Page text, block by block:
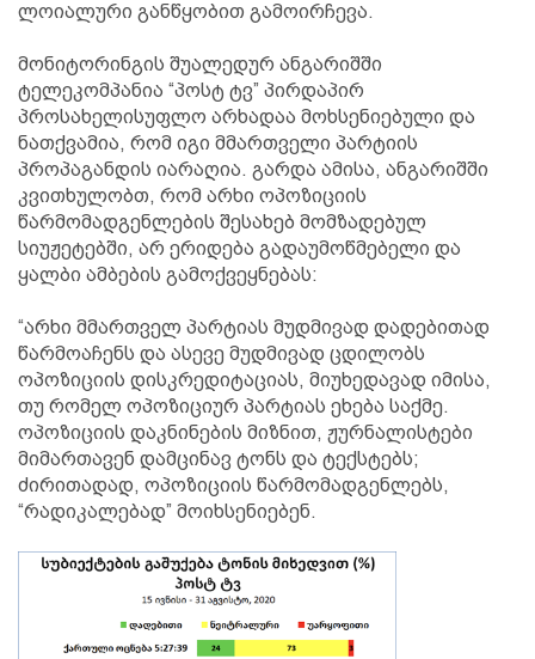
ლოიალური განწყობით გამოირჩევა.
მონიტორინგის შუალედურ ანგარიშში
ტელეკომპანია “პოსტ ტვ” პირდაპირ
პროსახელისუფლო არხადაა მოხსენიებული და
ნათქვამია, რომ იგი მმართველი პარტიის
პროპაგანდის იარაღია. გარდა ამისა, ანგარიშში
კვითხულობთ, რომ არხი ოპოზიციის
წარმომადგენლების შესახებ მომზადებულ
სიუჟეტებში, არ ერიდება გადაუმოწმებელი და
ყალბი ამბების გამოქვეყნებას:
“არხი მმართველ პარტიას მუდმივად დადებითად
წარმოაჩენს და ასევე მუდმივად ცდილობს
ოპოზიციის დისკრედიტაციას, მიუხედავად იმისა,
თუ რომელ ოპოზიციურ პარტიას ეხება საქმე.
ოპოზიციის დაკნინების მიზნით, ჟურნალისტები
მიმართავენ დამცინავ ტონს და ტექსტებს;
ძირითადად, ოპოზიციის წარმომადგენლებს,
“რადიკალებად” მოიხსენიებენ.